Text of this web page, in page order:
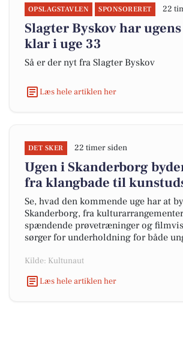
OPSLAGSTAVLEN SPONSORERET 22
Slagter Byskov har
klar i uge 33
Så er der nyt fra Slagter Byskov
Læs hele artiklen her
DET SKER 22 timer siden
Ugen i Skanderborg
fra klangbade til
Se, hvad den kommende uge har at
Skanderborg, fra
spændende prøvetræninger og
sørger for underholdning for både
Kilde: Kultunaut
Læs hele artiklen her